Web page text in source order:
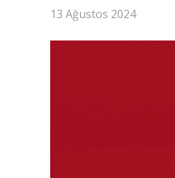
13 Ağustos 2024